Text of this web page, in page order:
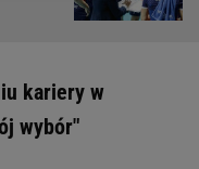
kariery w
wybór"